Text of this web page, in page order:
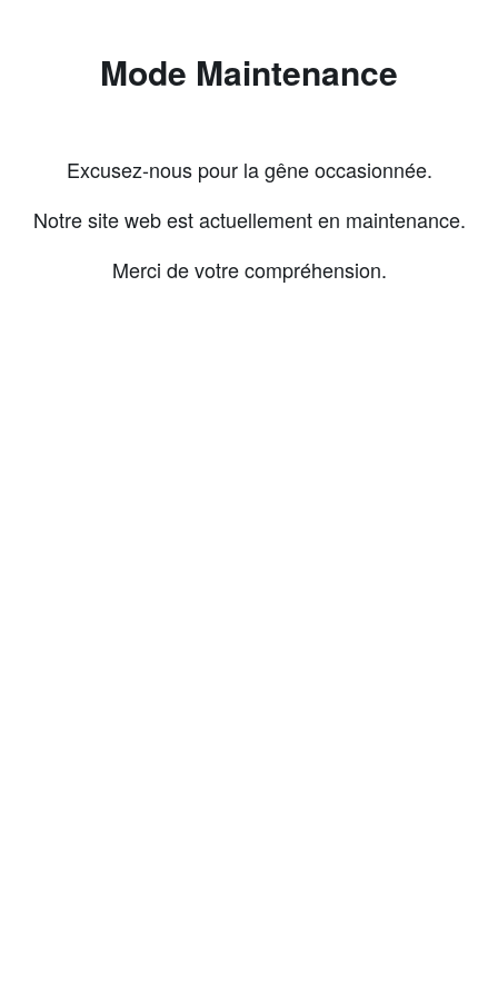
Mode Maintenance
Excusez-nous pour la gêne occasionnée.
Notre site web est actuellement en maintenance.
Merci de votre compréhension.